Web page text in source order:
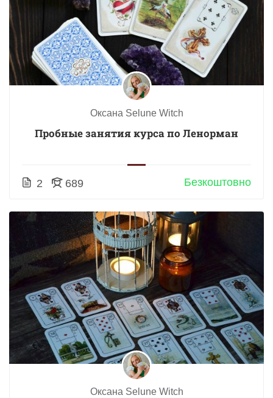
Оксана Selune Witch
Пробные занятия курса по Ленорман
2 689 Безкоштовно
Оксана Selune Witch